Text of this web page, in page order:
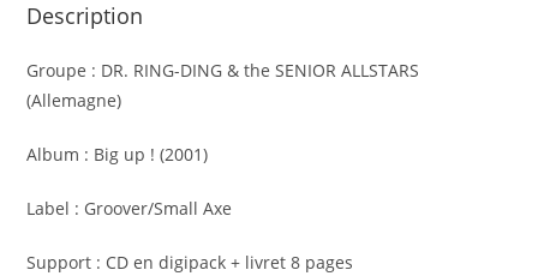
up
!
Description
Groupe : DR. RING-DING & the SENIOR ALLSTARS
(Allemagne)
Album : Big up ! (2001)
Label : Groover/Small Axe
Support : CD en digipack + livret 8 pages